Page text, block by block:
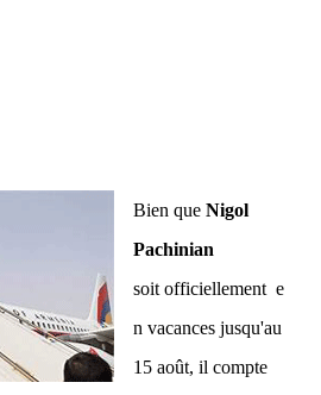
Bien que Nigol
Pachinian
soit officiellement e
n vacances jusqu'au
15 août, il compte